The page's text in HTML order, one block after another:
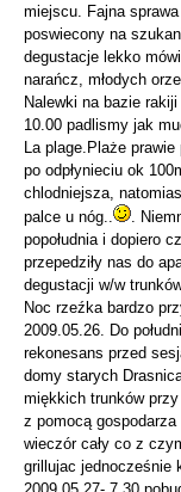
miejscu. Fajna
poswiecony na
degustacje lekko
narańcz, młodych
Nalewki na bazie
10.00 padlismy jak
La plage.Plaże
po odpłynieciu ok
chlodniejsza,
palce u nóg..
.
popołudnia i dopiero
przepedziły nas do
degustacji w/w
Noc rzeźka bardzo
2009.05.26. Do
rekonesans przed
domy starych
miękkich trunków
z pomocą
wieczór cały co z
grillujac jednocześnie